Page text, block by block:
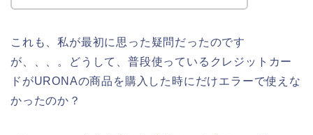
これも、私が最初に思った疑問だったのです
が、、、。どうして、普段使っているクレジットカー
ドがURONAの商品を購入した時にだけエラーで使えな
かったのか？